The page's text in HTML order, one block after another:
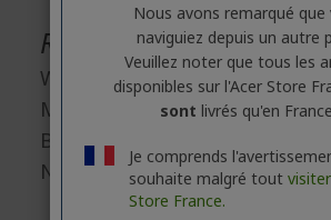
Réseau et
Wireless LAN
Modèle LAN sans fil
Bluetooth
Norme Bluetooth
Nous avons remarqué que
naviguiez depuis un autre
Veuillez noter que tous les
disponibles sur l'Acer Store
sont livrés qu'en
Je comprends
souhaite malgré tout
Store France.